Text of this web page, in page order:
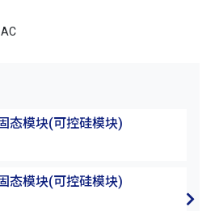
态模块(可控硅模块)
态模块(可控硅模块)